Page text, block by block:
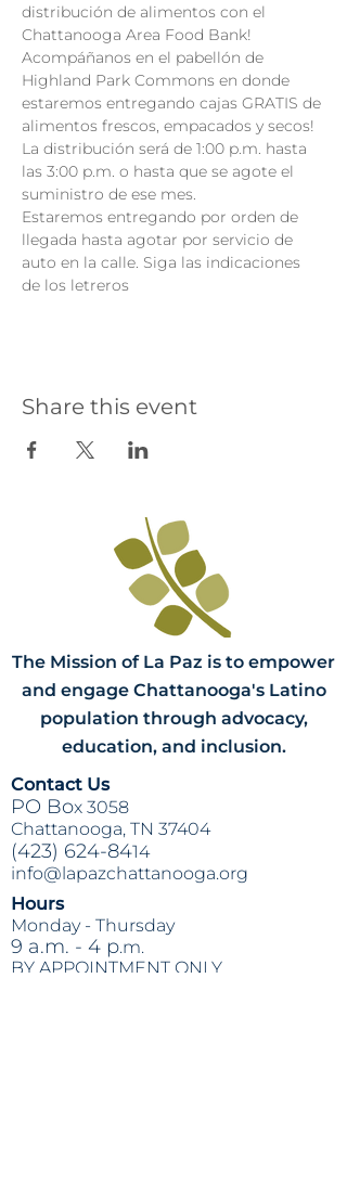
distribución de alimentos con el
Chattanooga Area Food Bank!
Acompáñanos en el pabellón de
Highland Park Commons en donde
estaremos entregando cajas GRATIS de
alimentos frescos, empacados y secos!
La distribución será de 1:00 p.m. hasta
las 3:00 p.m. o hasta que se agote el
suministro de ese mes.
Estaremos entregando por orden de
llegada hasta agotar por servicio de
auto en la calle. Siga las indicaciones
de los letreros
Share this event
The Mission of La Paz is to empower
and engage Chattanooga's Latino
population through advocacy,
education, and inclusion.
Contact Us
PO Box 3058
Chattanooga, TN 37404
(423) 624-8414
info@lapazchattanooga.org
Hours
Monday - Thursday
9 a.m. - 4 p.m.
BY APPOINTMENT ONLY